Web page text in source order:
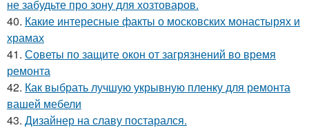
не забудьте про зону для хозтоваров.
40. Какие интересные факты о московских монастырях и
храмах
41. Советы по защите окон от загрязнений во время
ремонта
42. Как выбрать лучшую укрывную пленку для ремонта
вашей мебели
43. Дизайнер на славу постарался.